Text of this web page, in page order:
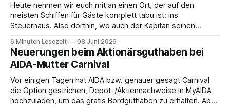
Heute nehmen wir euch mit an einen Ort, der auf den
meisten Schiffen für Gäste komplett tabu ist: ins
Steuerhaus. Also dorthin, wo auch der Kapitän seinen
Saxonia ging es zur Mittagszeit von Mainz Richtung Koblenz
– und wir durften für ein
6 Minuten Lesezeit 08 Juni 2026
Neuerungen beim Aktionärsguthaben bei
AIDA-Mutter Carnival
Vor einigen Tagen hat AIDA bzw. genauer gesagt Carnival
die Option gestrichen, Depot-/Aktiennachweise in MyAIDA
hochzuladen, um das gratis Bordguthaben zu erhalten. Ab